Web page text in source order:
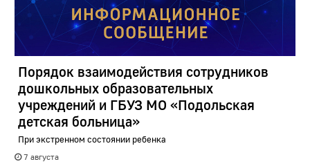
Порядок взаимодействия сотрудников
дошкольных образовательных
учреждений и ГБУЗ МО «Подольская
детская больница»
При экстренном состоянии ребенка
7 августа